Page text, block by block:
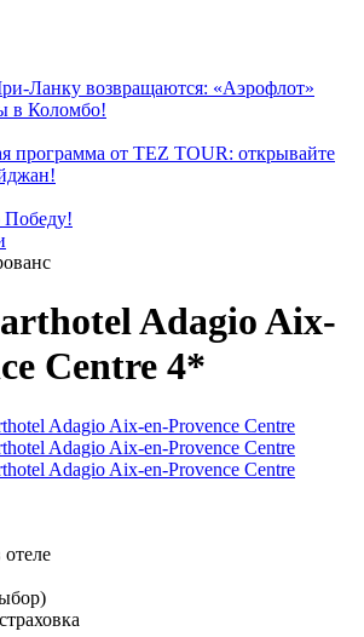
Ланку возвращаются: «Аэрофлот»
в Коломбо!
программа от TEZ TOUR: открывайте
Победу!
Adagio Aix-
Centre 4*